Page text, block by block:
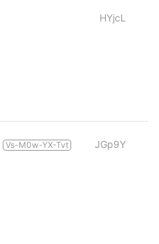
HYjcL
Vs-M0w-YX-Tvt JGp9Y